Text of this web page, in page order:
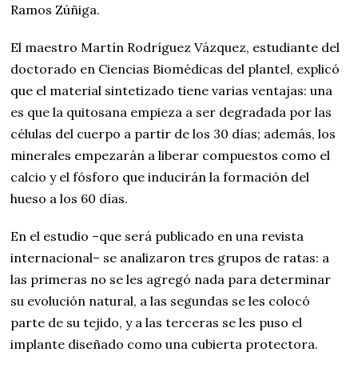
Ramos Zúñiga.
El maestro Martín Rodríguez Vázquez, estudiante del
doctorado en Ciencias Biomédicas del plantel, explicó
que el material sintetizado tiene varias ventajas: una
es que la quitosana empieza a ser degradada por las
células del cuerpo a partir de los 30 días; además, los
minerales empezarán a liberar compuestos como el
calcio y el fósforo que inducirán la formación del
hueso a los 60 días.
En el estudio –que será publicado en una revista
internacional– se analizaron tres grupos de ratas: a
las primeras no se les agregó nada para determinar
su evolución natural, a las segundas se les colocó
parte de su tejido, y a las terceras se les puso el
implante diseñado como una cubierta protectora.